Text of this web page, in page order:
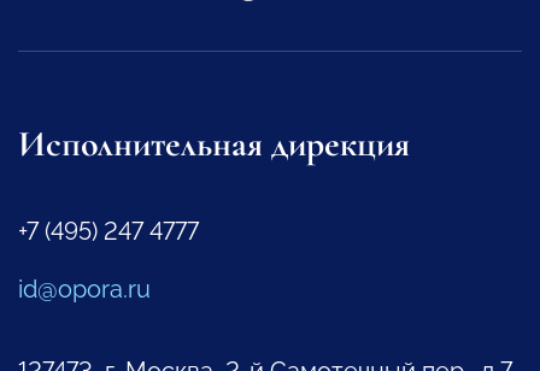
Исполнительная дирекция
+7 (495) 247 4777
id@opora.ru